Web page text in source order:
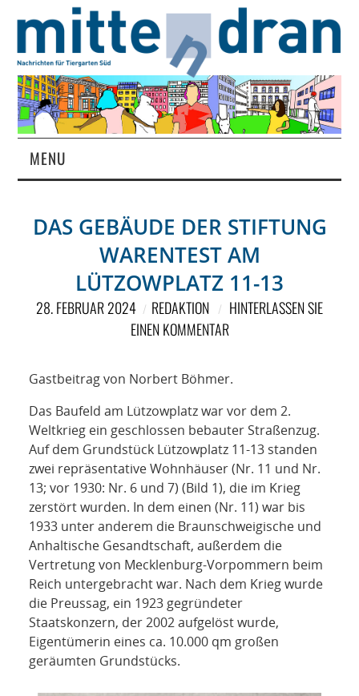
MENU
MAGAZIN
ÜBER UNS
RUBRIKEN
SPONSORING
KONTAKT
DAS GEBÄUDE DER STIFTUNG
WARENTEST AM
LÜTZOWPLATZ 11-13
28. FEBRUAR 2024 REDAKTION
HINTERLASSEN SIE
EINEN KOMMENTAR
Gastbeitrag von Norbert Böhmer.
Das Baufeld am Lützowplatz war vor dem 2.
Weltkrieg ein geschlossen bebauter Straßenzug.
Auf dem Grundstück Lützowplatz 11-13 standen
zwei repräsentative Wohnhäuser (Nr. 11 und Nr.
13; vor 1930: Nr. 6 und 7) (Bild 1), die im Krieg
zerstört wurden. In dem einen (Nr. 11) war bis
1933 unter anderem die Braunschweigische und
Anhaltische Gesandtschaft, außerdem die
Vertretung von Mecklenburg-Vorpommern beim
Reich untergebracht war. Nach dem Krieg wurde
die Preussag, ein 1923 gegründeter
Staatskonzern, der 2002 aufgelöst wurde,
Eigentümerin eines ca. 10.000 qm großen
geräumten Grundstücks.